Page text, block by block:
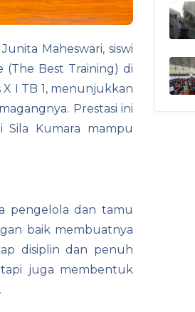
Maheswari, siswi
(The Best Training) di
I TB 1, menunjukkan
Prestasi ini
Kumara mampu
pengelola dan tamu
baik membuatnya
disiplin dan penuh
juga membentuk